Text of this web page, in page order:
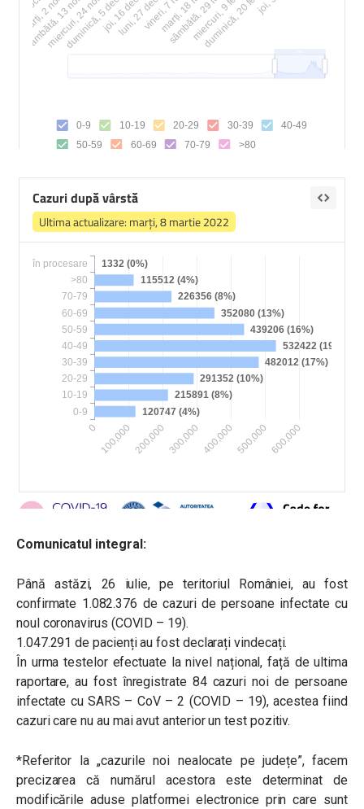
Comunicatul integral:
Până astăzi, 26 iulie, pe teritoriul României, au fost
confirmate 1.082.376 de cazuri de persoane infectate cu
noul coronavirus (COVID – 19).
1.047.291 de pacienți au fost declarați vindecați.
În urma testelor efectuate la nivel național, față de ultima
raportare, au fost înregistrate 84 cazuri noi de persoane
infectate cu SARS – CoV – 2 (COVID – 19), acestea fiind
cazuri care nu au mai avut anterior un test pozitiv.
*Referitor la „cazurile noi nealocate pe județe”, facem
precizarea că numărul acestora este determinat de
modificările aduse platformei electronice prin care sunt